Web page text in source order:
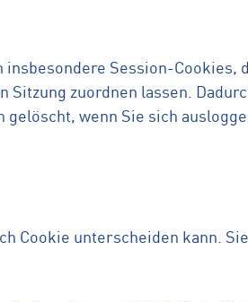
insbesondere Session-Cookies,
zuordnen lassen.
wenn Sie sich
Cookie unterscheiden kann.